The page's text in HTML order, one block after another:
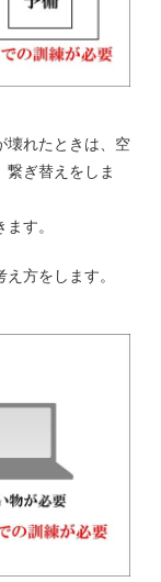
壊れたときは、空
繋ぎ替えをしま
す。
方をします。